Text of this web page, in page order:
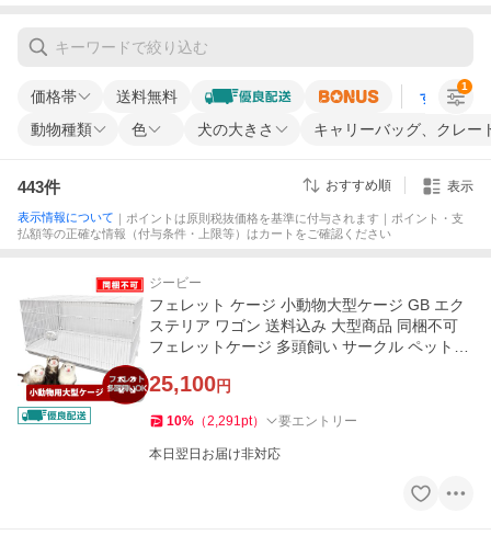
価格帯 送料無料 すべての条
動物種類 色 犬の大きさ キャリーバッグ、クレー
1
443件 おすすめ順 表示
表示情報について ｜ポイントは原則税抜価格を基準に付与されます｜ポイント・支
払額等の正確な情報（付与条件・上限等）はカートをご確認ください
ジービー
フェレット ケージ 小動物大型ケージ GB エク
ステリア ワゴン 送料込み 大型商品 同梱不可
フェレットケージ 多頭飼い サークル ペットケ
25,100円
10% （2,291pt） 要エントリー
本日翌日お届け非対応